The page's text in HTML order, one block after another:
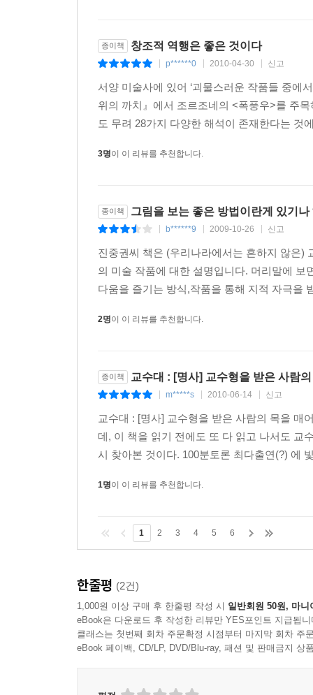
한 번 잘못 놀렸다고 이단으로 몰려서 처형당하
거기에 대변을 보며 그 부조리의 일부가 된다. 입
풍자하는 브뤼헐도 그 부조리에서 예외는 아
상징이다.
마지막으로 저 교수대의 모습에 주목해 보자. 어
앞서는 셈이다. 한 가지 이상한 것은, 아무리
이게 실수가 아니라면, 해석의 가능성은 단 하
부조리한 형상인 셈이다. 하지만 세상도 마찬가
교수대야말로 브뤼헐이 바라본 세계 자체의 모
방식에 담으려 했던 게 아닐까? --- pp.114-116, 「
― 이 책의 특징 2
예술사의 특정 영역을 개관하고 그쪽의 문제
강조했듯이 지은이의 개별적이고 독창적인 예술
그는 미술사 속에서 다르게 생각하고 새로운 표현
지적 영감을 받았고, 그에게 울림을 준 예술가와
않았다, 표준적인 해석을 치우고 개별적인 관
작품 사이에 존재하는 많은 시대적 갈등 속에서
감추고 드러내지 않는 방식으로 새로운 형식을 창
시대의 히에로니무스 보쉬와피히테 브뤼헐의
주제들 같은 프랑스 후기 구조주의자들의 생각들
나타난다. 네덜란드의 자화상과 풍속화가 등장
프랑스는 고전주의 전통이 강한 반면 네덜란
종이책 창조적 역행은 좋은 것이다
p******0 2010-04-30 신고
서양 미술사에 있어 ‘괴물스러운 작품들 중에
위의 까치』에서 조르조네의 <폭풍우>를 주
도 무려 28가지 다양한 해석이 존재한다는 것
3명이 이 리뷰를 추천합니다.
종이책 그림을 보는 좋은 방법이란게 있기나
b******9 2009-10-26 신고
진중권씨 책은 (우리나라에서는 흔하지 않은)
의 미술 작품에 대한 설명입니다. 머리말에
다움을 즐기는 방식,작품을 통해 지적 자극을
2명이 이 리뷰를 추천합니다.
종이책 교수대 : [명사] 교수형을 받은 사람
m*****s 2010-06-14 신고
교수대 : [명사] 교수형을 받은 사람의 목을 매
데, 이 책을 읽기 전에도 또 다 읽고 나서도 교
시 찾아본 것이다. 100분토론 최다출연(?) 에
1명이 이 리뷰를 추천합니다.
1 2 3 4 5 6
한줄평 (2건)
1,000원 이상 구매 후 한줄평 작성 시 일반회원 50원, 마니
eBook은 다운로드 후 작성한 리뷰만 YES포인트 지급됩니
클래스는 첫번째 회차 주문확정 시점부터 마지막 회차 주
eBook 페이백, CD/LP, DVD/Blu-ray, 패션 및 판매금지 상